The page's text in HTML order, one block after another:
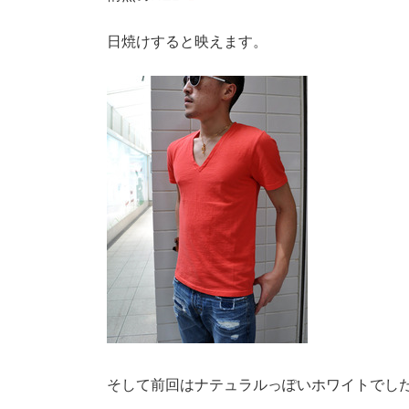
日焼けすると映えます。
そして前回はナテュラルっぽいホワイトでし